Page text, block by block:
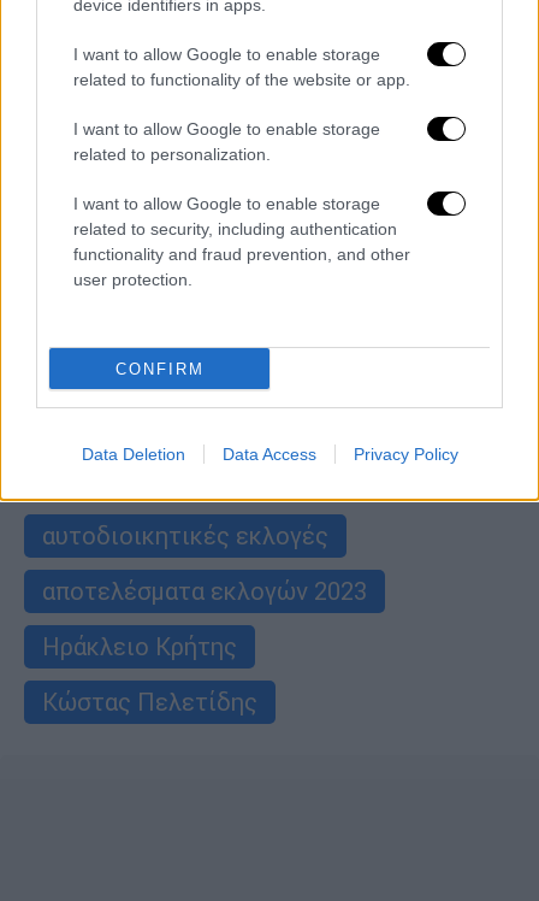
device identifiers in apps.
I want to allow Google to enable storage
related to functionality of the website or app.
I want to allow Google to enable storage
related to personalization.
I want to allow Google to enable storage
related to security, including authentication
functionality and fraud prevention, and other
user protection.
CONFIRM
Data Deletion Data Access Privacy Policy
Μουσική|14.03.2019 10:41
Rotting Christ: Ακυρώθηκε συναυλία
στην Πάτρα, λόγω ονόματος της
μπάντας
Είναι γεγονός ότι ζούμε μεσαιωνικές
ΑΛΛΑ #TAGS
αυτοδιοικητικές εκλογές
αποτελέσματα εκλογών 2023
Ηράκλειο Κρήτης
Κώστας Πελετίδης